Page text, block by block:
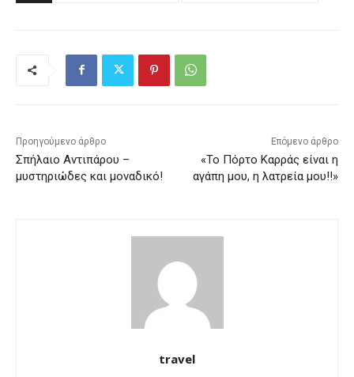
Προηγούμενο άρθρο
Σπήλαιο Αντιπάρου –
μυστηριώδες και μοναδικό!
Επόμενο άρθρο
«Το Πόρτο Καρράς είναι η
αγάπη μου, η λατρεία μου!!»
travel